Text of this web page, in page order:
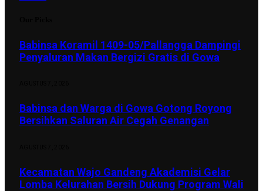
Babinsa Koramil 1409-05/Pallangga Dampingi
Penyaluran Makan Bergizi Gratis di Gowa
Babinsa dan Warga di Gowa Gotong Royong
Bersihkan Saluran Air Cegah Genangan
Kecamatan Wajo Gandeng Akademisi Gelar
Lomba Kelurahan Bersih Dukung Program Wali